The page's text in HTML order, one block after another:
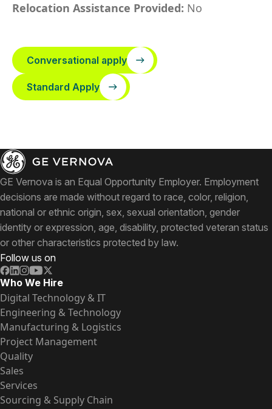
Relocation Assistance Provided: No
Conversational apply
Standard Apply
GE Vernova is an Equal Opportunity Employer. Employment
decisions are made without regard to race, color, religion,
national or ethnic origin, sex, sexual orientation, gender
identity or expression, age, disability, protected veteran status
or other characteristics protected by law.
Follow us on
Who We Hire
Digital Technology & IT
Engineering & Technology
Manufacturing & Logistics
Project Management
Quality
Sales
Services
Sourcing & Supply Chain